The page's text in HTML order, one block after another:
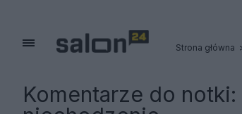
Strona główna
Komentarze do notki: